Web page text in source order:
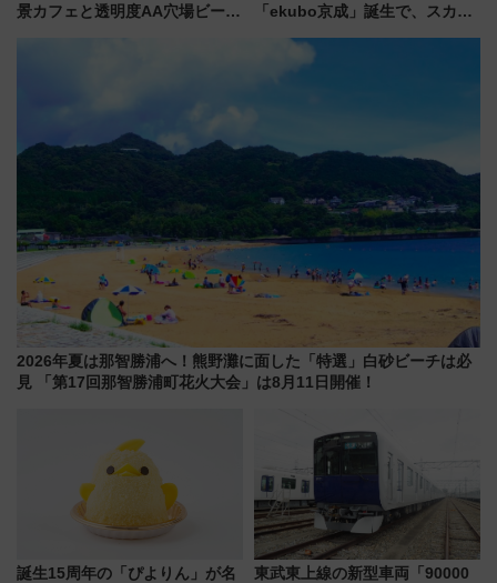
景カフェと透明度AA穴場ビーチ
「ekubo京成」誕生で、スカイ
2026年夏は那智勝浦へ！熊野灘に面した「特選」白砂ビーチは必
見 「第17回那智勝浦町花火大会」は8月11日開催！
誕生15周年の「ぴよりん」が名
東武東上線の新型車両「90000